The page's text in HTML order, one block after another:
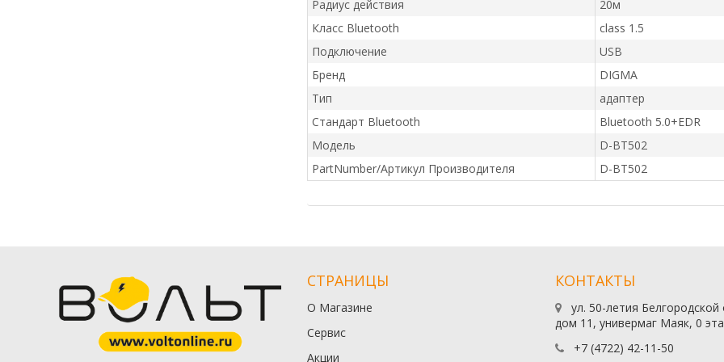
Радиус действия
20м
Класс Bluetooth
class 1.5
Подключение
USB
Бренд
DIGMA
Тип
адаптер
Стандарт Bluetooth
Bluetooth 5.0+EDR
Модель
D-BT502
PartNumber/Артикул Производителя
D-BT502
СТРАНИЦЫ
О Магазине
Сервис
Акции
КОНТАКТЫ
ул. 50-летия Белгородской
дом 11, универмаг Маяк, 0
+7 (4722) 42-11-50